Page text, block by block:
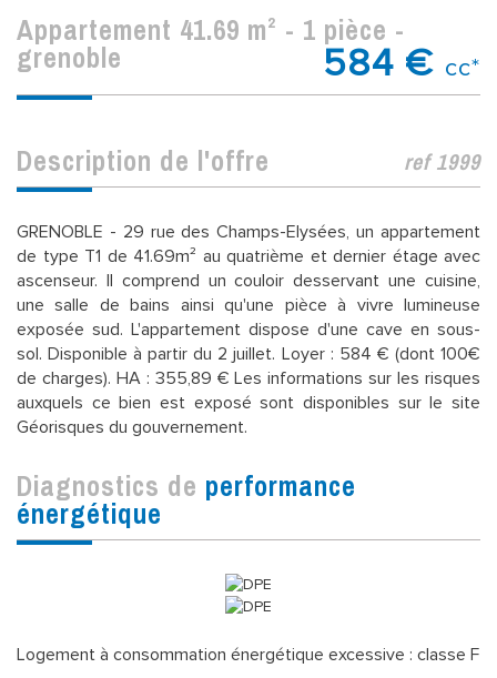
appartement 41.69 m² - 1 pièce -
grenoble 584 € cc*
description de l'offre ref 1999
GRENOBLE - 29 rue des Champs-Elysées, un appartement
de type T1 de 41.69m² au quatrième et dernier étage avec
ascenseur. Il comprend un couloir desservant une cuisine,
une salle de bains ainsi qu'une pièce à vivre lumineuse
exposée sud. L'appartement dispose d'une cave en sous-
sol. Disponible à partir du 2 juillet. Loyer : 584 € (dont 100€
de charges). HA : 355,89 € Les informations sur les risques
auxquels ce bien est exposé sont disponibles sur le site
Géorisques du gouvernement.
diagnostics de performance
énergétique
Logement à consommation énergétique excessive : classe F